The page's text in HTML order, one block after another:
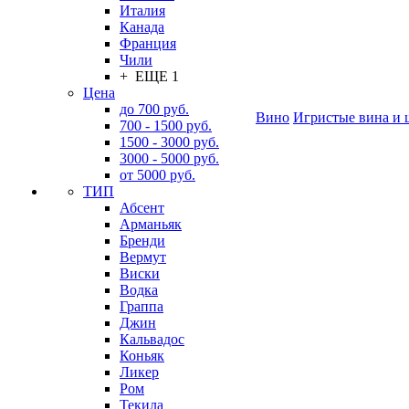
Италия
Канада
Франция
Чили
+ ЕЩЕ 1
Цена
до 700 руб.
700 - 1500 руб.
1500 - 3000 руб.
3000 - 5000 руб.
от 5000 руб.
ТИП
Абсент
Арманьяк
Бренди
Вермут
Виски
Водка
Граппа
Джин
Кальвадос
Коньяк
Ликер
Ром
Текила
Вино Игристые вина и